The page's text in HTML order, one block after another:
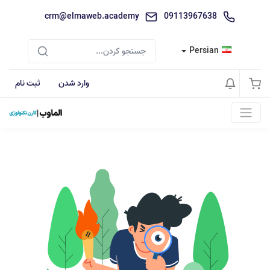
09113967638
crm@elmaweb.academy
Persian
وارد شدن ثبت نام